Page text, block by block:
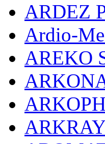
ARDEZ
Ardio-
AREKO